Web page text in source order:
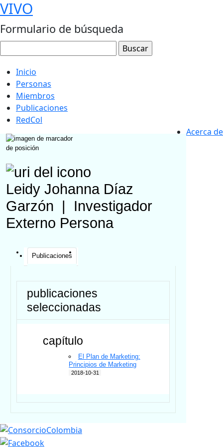
VIVO
Formulario de búsqueda
Inicio
Personas
Miembros
Publicaciones
RedCol
Acerca de
Leidy Johanna Díaz
Garzón
Investigador
Externo Persona
Publicaciones
publicaciones
seleccionadas
capítulo
El Plan de Marketing:
Principios de Marketing
2018-10-31